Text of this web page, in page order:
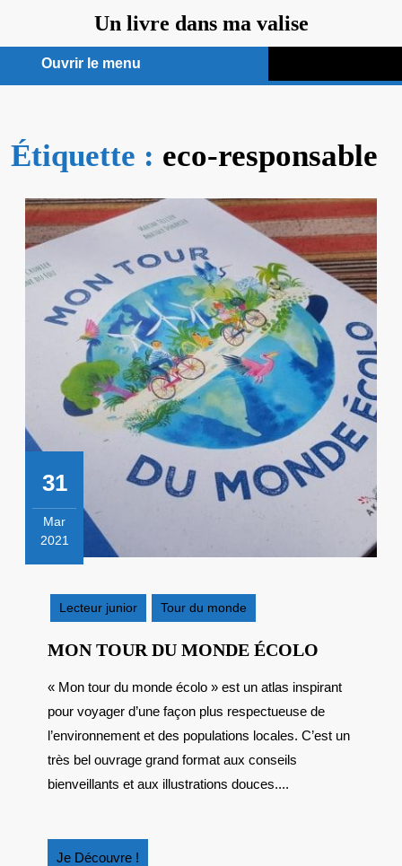
contenu
Un livre dans ma valise
Ouvrir le menu
menu
Étiquette : eco-responsable
31
Mar
2021
2021
Lecteur junior
Tour du monde
MON TOUR DU MONDE ÉCOLO
DU
MONDE
ÉCOLO
« Mon tour du monde écolo » est un atlas inspirant
pour voyager d’une façon plus respectueuse de
l’environnement et des populations locales. C’est un
très bel ouvrage grand format aux conseils
bienveillants et aux illustrations douces....
Je Découvre !